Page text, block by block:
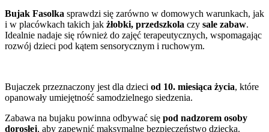
Bujak Fasolka sprawdzi się zarówno w domowych warunkach, jak
i w placówkach takich jak żłobki, przedszkola czy sale zabaw.
Idealnie nadaje się również do zajęć terapeutycznych, wspomagając
rozwój dzieci pod kątem sensorycznym i ruchowym.
Bujaczek przeznaczony jest dla dzieci od 10. miesiąca życia, które
opanowały umiejętność samodzielnego siedzenia.
Zabawa na bujaku powinna odbywać się pod nadzorem osoby
dorosłej, aby zapewnić maksymalne bezpieczeństwo dziecka.